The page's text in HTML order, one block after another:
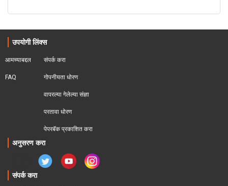
उपयोगी लिंक्स
आमच्याबद्दल
FAQ
संपर्क करा
गोपनीयता धोरण
वापरल्या गेलेल्या संज्ञा
परतावा धोरण
पेपरबॅक प्रकाशित करा
अनुसरण करा
संपर्क करा